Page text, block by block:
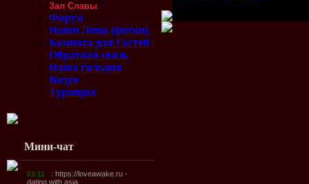
Зал Славы
Форум
Наши Лица (фотки)
Комната для Гостей
Обратная связь
Наша гильдия
Видео
Турниры
Мини-чат